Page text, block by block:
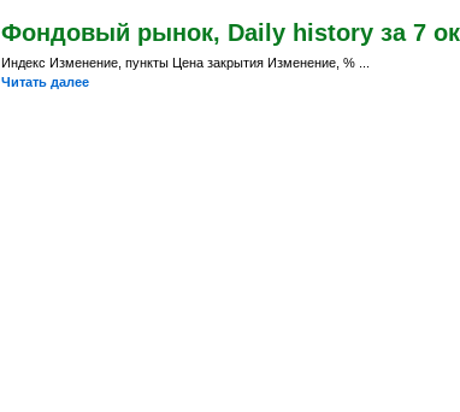
Фондовый рынок, Daily history за 7
Индекс Изменение, пункты Цена закрытия Изменение, % ...
Читать далее